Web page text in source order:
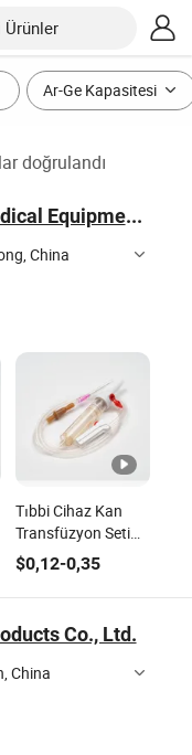
Ar-Ge Kapasitesi
doğrulandı
Shandong Wuzhou Medical Equipment Co., LTD
China
Tıbbi Cihaz Kan
Transfüzyon Seti
CE ISO Onaylı
$0,12-0,35
Co., Ltd.
China